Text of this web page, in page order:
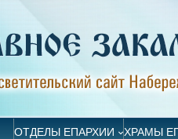
ОТДЕЛЫ ЕПАРХИИ ХРАМЫ